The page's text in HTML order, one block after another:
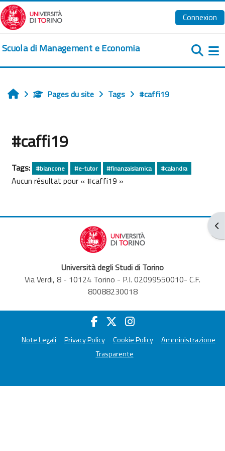
Passer au contenu principal
Connexion
Scuola di Management e Economia
AccueilPages du site Tags #caffi19
#caffi19
Tags: #biancone #e-tutor #finanzaislamica #calandra
Aucun résultat pour « #caffi19 »
Università degli Studi di Torino
Via Verdi, 8 - 10124 Torino - P.I. 02099550010- C.F.
80088230018
Note Legali Privacy Policy Cookie Policy
Amministrazione
Trasparente